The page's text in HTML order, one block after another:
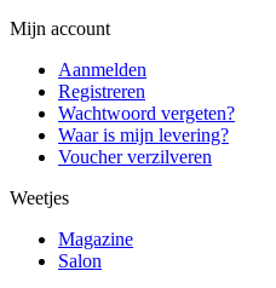
Mijn account
Aanmelden
Registreren
Wachtwoord vergeten?
Waar is mijn levering?
Voucher verzilveren
Weetjes
Magazine
Salon